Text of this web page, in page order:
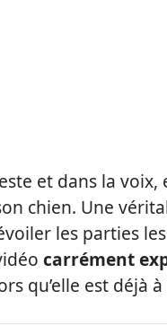
et dans la voix,
chien. Une
les parties
carrément
qu’elle est déjà